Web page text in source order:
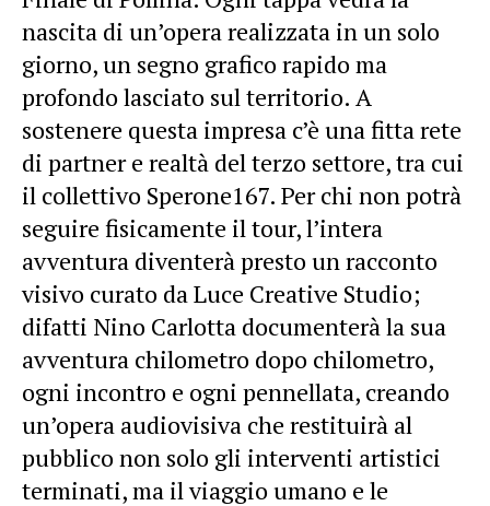
nascita di un’opera realizzata in un solo
giorno, un segno grafico rapido ma
profondo lasciato sul territorio. A
sostenere questa impresa c’è una fitta rete
di partner e realtà del terzo settore, tra cui
il collettivo Sperone167. Per chi non potrà
seguire fisicamente il tour, l’intera
avventura diventerà presto un racconto
visivo curato da Luce Creative Studio;
difatti Nino Carlotta documenterà la sua
avventura chilometro dopo chilometro,
ogni incontro e ogni pennellata, creando
un’opera audiovisiva che restituirà al
pubblico non solo gli interventi artistici
terminati, ma il viaggio umano e le